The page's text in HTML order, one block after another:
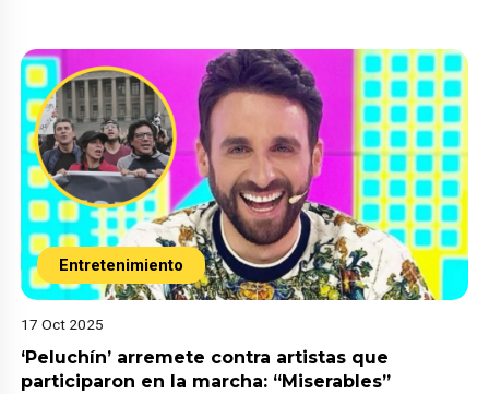
Entretenimiento
17 Oct 2025
‘Peluchín’ arremete contra artistas que
participaron en la marcha: “Miserables”